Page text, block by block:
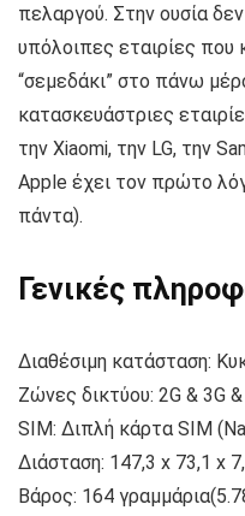
πελαργού. Στην ουσία
υπόλοιπες εταιρίες που
“σεμεδάκι” στο πάνω
κατασκευάστριες
την Xiaomi, την LG, την
Apple έχει τον πρώτο
πάντα).
Γενικές
Διαθέσιμη κατάσταση:
Ζώνες δικτύου: 2G & 3G
SIM: Διπλή κάρτα SIM
Διάσταση: 147,3 x 73,1 x
Βάρος: 164